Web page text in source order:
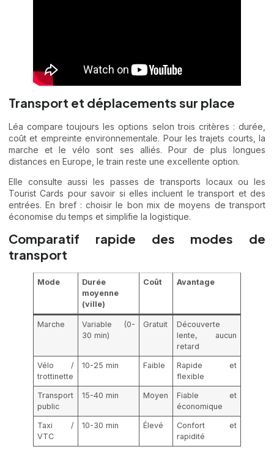
Transport et déplacements sur place
Léa compare toujours les options selon trois critères : durée,
coût et empreinte environnementale. Pour les trajets courts, la
marche et le vélo sont ses alliés. Pour de plus longues
distances en Europe, le train reste une excellente option.
Elle consulte aussi les passes de transports locaux ou les
Tourist Cards pour savoir si elles incluent le transport et des
entrées. En bref : choisir le bon mix de moyens de transport
économise du temps et simplifie la logistique.
Comparatif rapide des modes de
transport
Mode
Durée
moyenne
(ville)
Coût Avantage
Marche
Variable (0-
30 min)
Gratuit
Découverte
lente, aucun
retard
Vélo /
trottinette
10-25 min Faible
Rapide et
flexible
Transport
public
15-40 min Moyen
Fiable et
économique
Taxi /
VTC
10-30 min Élevé
Confort et
rapidité